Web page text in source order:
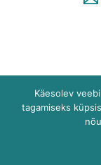
Käesolev
tagamiseks